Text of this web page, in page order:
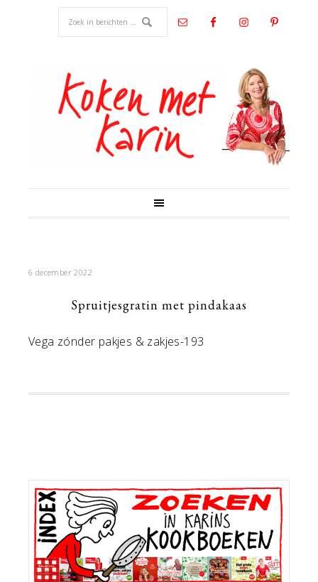
6 december 2022
Spruitjesgratin met pindakaas
Vega zónder pakjes & zakjes-193
Primaire
Sidebar